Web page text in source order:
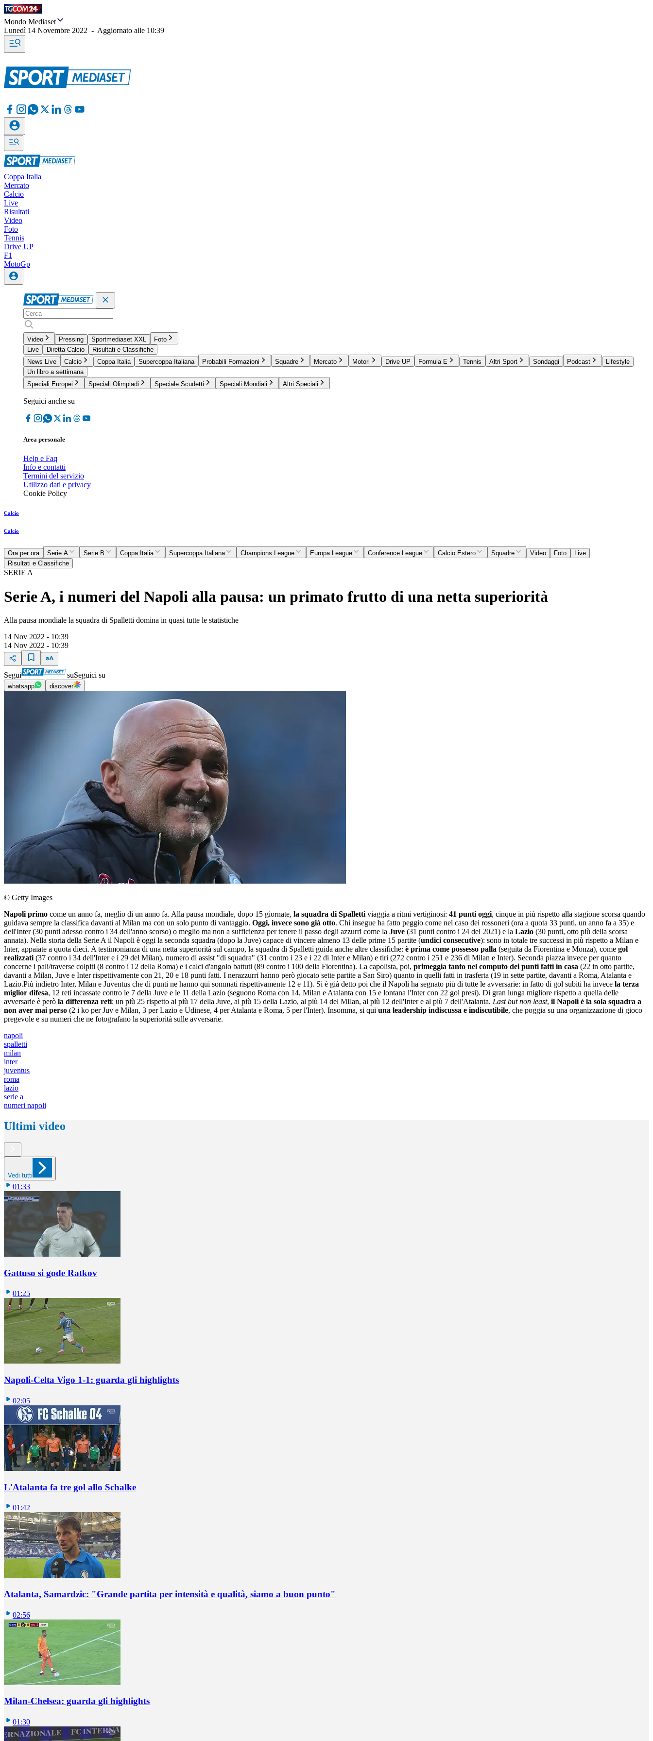
Mondo Mediaset
Lunedì 14 Novembre 2022 - Aggiornato alle 10:39
Coppa Italia
Mercato
Calcio
Live
Risultati
Video
Foto
Tennis
Drive UP
F1
MotoGp
Video Pressing Sportmediaset XXL
Foto
Live
Diretta Calcio
Risultati e Classifiche
News Live
Calcio Coppa Italia Supercoppa Italiana Probabili Formazioni Squadre Mercato Motori Drive UP Formula E Tennis Altri Sport Sondaggi Podcast
Lifestyle
Un libro a settimana
Speciali Europei
Speciali Olimpiadi Speciale Scudetti Speciali Mondiali Altri Speciali
Seguici anche su
Area personale
Help e Faq
Info e contatti
Termini del servizio
Utilizzo dati e privacy
Cookie Policy
Calcio
Calcio
Ora per ora Serie A Serie B Coppa Italia Supercoppa Italiana Champions League Europa League Conference League Calcio Estero Squadre Video Foto
Live
Risultati e Classifiche
SERIE A
Serie A, i numeri del Napoli alla pausa: un primato frutto di una netta superiorità
Alla pausa mondiale la squadra di Spalletti domina in quasi tutte le statistiche
14 Nov 2022 - 10:39
14 Nov 2022 - 10:39
Segui suSeguici su
whatsapp discover
© Getty Images
Napoli primo come un anno fa, meglio di un anno fa. Alla pausa mondiale, dopo 15 giornate, la squadra di Spalletti viaggia a ritmi vertiginosi: 41 punti oggi, cinque in più rispetto alla stagione scorsa quando
guidava sempre la classifica davanti al Milan ma con un solo punto di vantaggio. Oggi, invece sono già otto. Chi insegue ha fatto peggio come nel caso dei rossoneri (ora a quota 33 punti, un anno fa a 35) e
dell'Inter (30 punti adesso contro i 34 dell'anno scorso) o meglio ma non a sufficienza per tenere il passo degli azzurri come la Juve (31 punti contro i 24 del 2021) e la Lazio (30 punti, otto più della scorsa
annata). Nella storia della Serie A il Napoli è oggi la seconda squadra (dopo la Juve) capace di vincere almeno 13 delle prime 15 partite (undici consecutive): sono in totale tre successi in più rispetto a Milan e
Inter, appaiate a quota dieci. A testimonianza di una netta superiorità sul campo, la squadra di Spalletti guida anche altre classifiche: è prima come possesso palla (seguita da Fiorentina e Monza), come gol
realizzati (37 contro i 34 dell'Inter e i 29 del Milan), numero di assist "di squadra" (31 contro i 23 e i 22 di Inter e Milan) e tiri (272 contro i 251 e 236 di Milan e Inter). Seconda piazza invece per quanto
concerne i pali/traverse colpiti (8 contro i 12 della Roma) e i calci d'angolo battuti (89 contro i 100 della Fiorentina). La capolista, poi, primeggia tanto nel computo dei punti fatti in casa (22 in otto partite,
davanti a Milan, Juve e Inter rispettivamente con 21, 20 e 18 punti fatti. I nerazzurri hanno però giocato sette partite a San Siro) quanto in quelli fatti in trasferta (19 in sette partite, davanti a Roma, Atalanta e
Lazio.Più indietro Inter, Milan e Juventus che di punti ne hanno qui sommati rispettivamente 12 e 11). Si è già detto poi che il Napoli ha segnato più di tutte le avversarie: in fatto di gol subiti ha invece la terza
miglior difesa, 12 reti incassate contro le 7 della Juve e le 11 della Lazio (seguono Roma con 14, Milan e Atalanta con 15 e lontana l'Inter con 22 gol presi). Di gran lunga migliore rispetto a quella delle
avversarie è però la differenza reti: un più 25 rispetto al più 17 della Juve, al più 15 della Lazio, al più 14 del MIlan, al più 12 dell'Inter e al più 7 dell'Atalanta. Last but non least, il Napoli è la sola squadra a
non aver mai perso (2 i ko per Juv e Milan, 3 per Lazio e Udinese, 4 per Atalanta e Roma, 5 per l'Inter). Insomma, si qui una leadership indiscussa e indiscutibile, che poggia su una organizzazione di gioco
pregevole e su numeri che ne fotografano la superiorità sulle avversarie.
napoli
spalletti
milan
inter
juventus
roma
lazio
serie a
numeri napoli
Ultimi video
Vedi tutti
01:33
Gattuso si gode Ratkov
01:25
Napoli-Celta Vigo 1-1: guarda gli highlights
02:05
L'Atalanta fa tre gol allo Schalke
01:42
Atalanta, Samardzic: "Grande partita per intensità e qualità, siamo a buon punto"
02:56
Milan-Chelsea: guarda gli highlights
01:30